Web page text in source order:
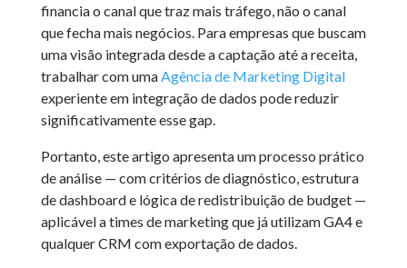
financia o canal que traz mais tráfego, não o canal
que fecha mais negócios. Para empresas que buscam
uma visão integrada desde a captação até a receita,
trabalhar com umaAgência de Marketing Digital
experiente em integração de dados pode reduzir
significativamente esse gap.
Portanto, este artigo apresenta um processo prático
de análise — com critérios de diagnóstico, estrutura
de dashboard e lógica de redistribuição de budget —
aplicável a times de marketing que já utilizam GA4 e
qualquer CRM com exportação de dados.